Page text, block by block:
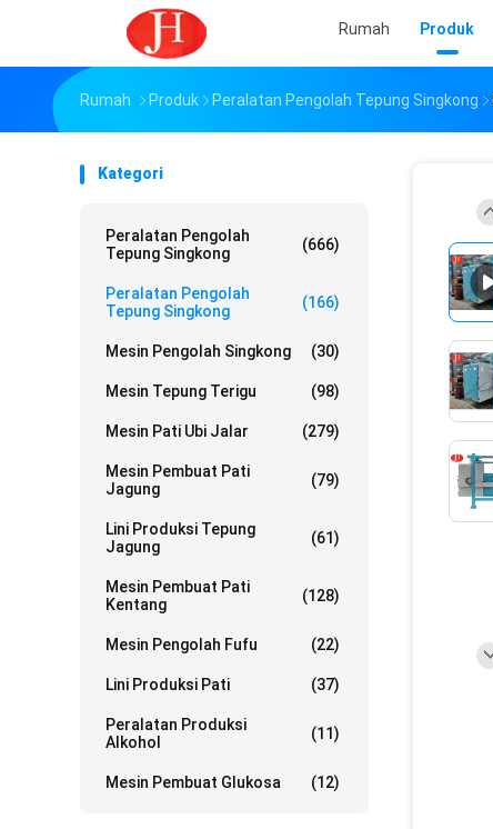
Rumah Produk
Rumah Produk Peralatan Pengolah Tepung Singkong
Kategori
Peralatan Pengolah
Tepung Singkong
(666)
Peralatan Pengolah
Tepung Singkong
(166)
Mesin Pengolah Singkong (30)
Mesin Tepung Terigu (98)
Mesin Pati Ubi Jalar (279)
Mesin Pembuat Pati
Jagung
(79)
Lini Produksi Tepung
Jagung
(61)
Mesin Pembuat Pati
Kentang
(128)
Mesin Pengolah Fufu (22)
Lini Produksi Pati (37)
Peralatan Produksi
Alkohol
(11)
Mesin Pembuat Glukosa (12)